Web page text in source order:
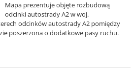
Mapa prezentuje objęte rozbudową
odcinki autostrady A2 w woj.
odcinków autostrady A2 pomiędzy
poszerzona o dodatkowe pasy ruchu.